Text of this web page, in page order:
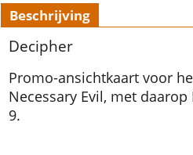
Beschrijving
Decipher
Promo-ansichtkaart voor
Necessary Evil, met daarop
9.